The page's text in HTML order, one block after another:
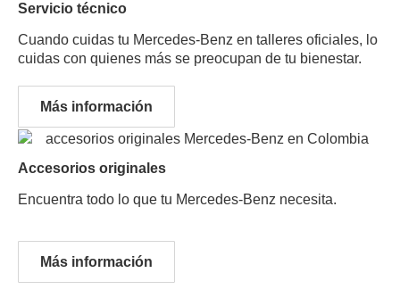
Servicio técnico
Cuando cuidas tu Mercedes-Benz en talleres oficiales, lo
cuidas con quienes más se preocupan de tu bienestar.
Servicio
Técnico
Más información
Accesorios originales
Encuentra todo lo que tu Mercedes-Benz necesita.
Accesorios
originales
Más información